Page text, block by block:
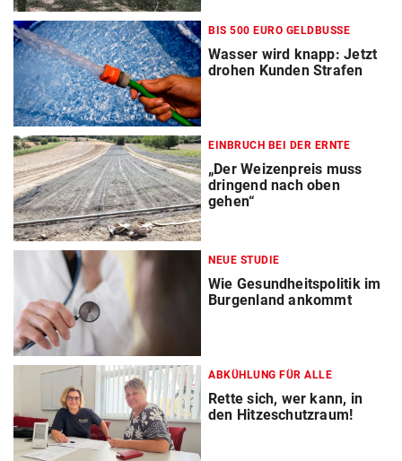
BIS 500 EURO GELDBUSSE
Wasser wird knapp: Jetzt
drohen Kunden Strafen
EINBRUCH BEI DER ERNTE
„Der Weizenpreis muss
dringend nach oben
gehen“
NEUE STUDIE
Wie Gesundheitspolitik im
Burgenland ankommt
ABKÜHLUNG FÜR ALLE
Rette sich, wer kann, in
den Hitzeschutzraum!